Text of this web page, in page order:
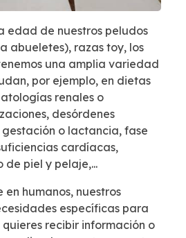
edad de nuestros peludos
abueletes), razas toy, los
una amplia variedad
por ejemplo, en dietas
renales o
desórdenes
o lactancia, fase
cardíacas,
piel y pelaje,...
humanos, nuestros
específicas para
quieres recibir información o